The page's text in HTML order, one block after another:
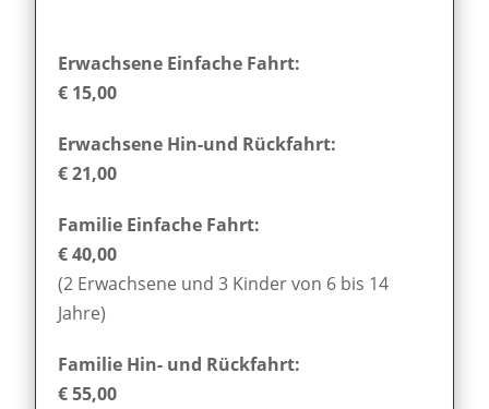
Erwachsene Einfache Fahrt:
€ 15,00
Erwachsene Hin-und Rückfahrt:
€ 21,00
Familie Einfache Fahrt:
€ 40,00
(2 Erwachsene und 3 Kinder von 6 bis 14
Jahre)
Familie Hin- und Rückfahrt:
€ 55,00